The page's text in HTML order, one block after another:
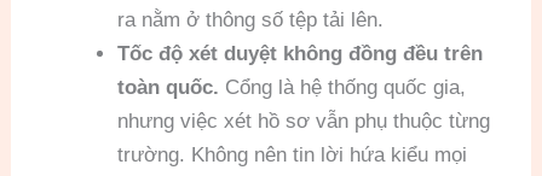
ra nằm ở thông số tệp tải lên.
Tốc độ xét duyệt không đồng đều trên
toàn quốc. Cổng là hệ thống quốc gia,
nhưng việc xét hồ sơ vẫn phụ thuộc từng
trường. Không nên tin lời hứa kiểu mọi